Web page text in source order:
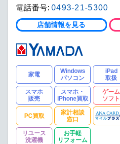
電話番号: 0493-21-5300
店舗情報を見る
家電
Windows
パソコン
iPad
取扱
スマホ
販売
スマホ・
iPhone買取
ゲーム
ソフト
PC買取
家計相談
窓口
リユース
洗濯機
お手軽
リフォーム